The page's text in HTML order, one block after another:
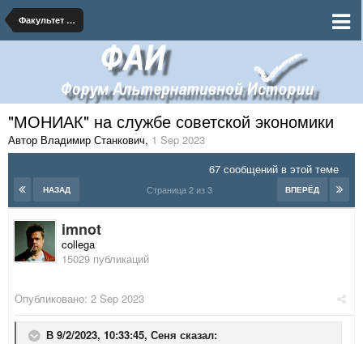
Факультет альтернативных наук
"МОНИАК" на службе советской экономики
Автор Владимир Станкович, 1 Sep 2023
67 сообщений в этой теме
НАЗАД ВПЕРЁД
Страница 2 из 3
imnot
collega
15029 публикаций
Опубликовано: 2 Sep 2023
В 9/2/2023, 10:33:45, Сеня сказал: